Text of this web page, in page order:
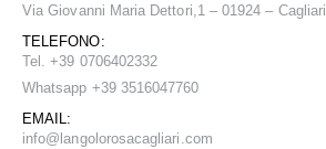
Via Giovanni Maria Dettori,1 – 01924 – Cagliari
TELEFONO:
Tel. +39 0706402332
Whatsapp +39 3516047760
EMAIL:
info@ langolorosacagliari.com